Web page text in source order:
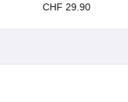
CHF 29.90